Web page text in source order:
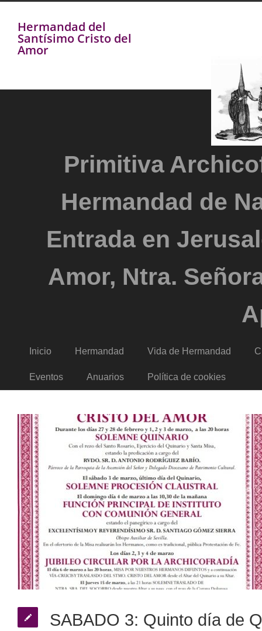
Hermandad del
Santísimo Cristo del
Amor
Primitiva
Hermandad de
Entrada en
Amor, Ntra.
Inicio Hermandad Vida de Hermandad
Eventos Anuarios Política de cookies
SABADO 3: Quinto día de